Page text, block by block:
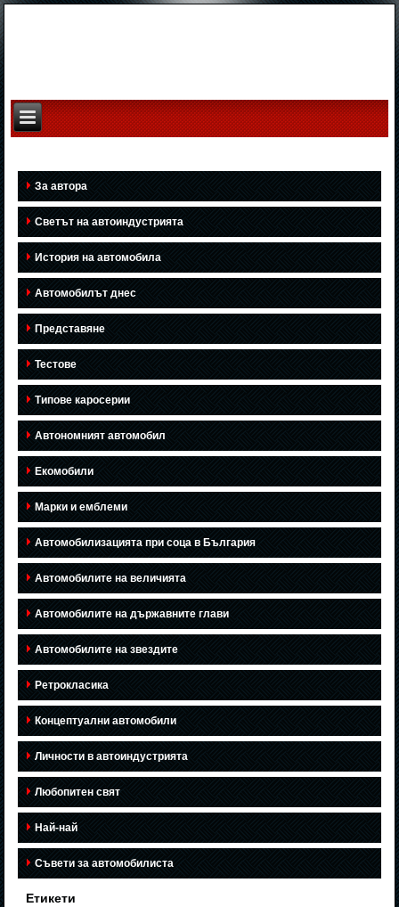
За автора
Светът на автоиндустрията
История на автомобила
Автомобилът днес
Представяне
Тестове
Типове каросерии
Автономният автомобил
Екомобили
Марки и емблеми
Автомобилизацията при соца в България
Автомобилите на величията
Автомобилите на държавните глави
Автомобилите на звездите
Ретрокласика
Концептуални автомобили
Личности в автоиндустрията
Любопитен свят
Най-най
Съвети за автомобилиста
Етикети